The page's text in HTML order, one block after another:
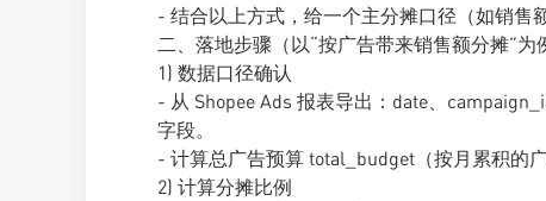
- 结合以上方式，给一个主分摊口径（如销售
二、落地步骤（以“按广告带来销售额分摊”为
1) 数据口径确认
- 从 Shopee Ads 报表导出：date、
字段。
- 计算总广告预算 total_budget（按月累积的
2) 计算分摊比例